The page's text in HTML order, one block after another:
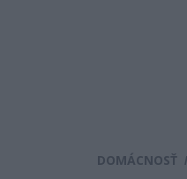
DOMÁCNOSŤ